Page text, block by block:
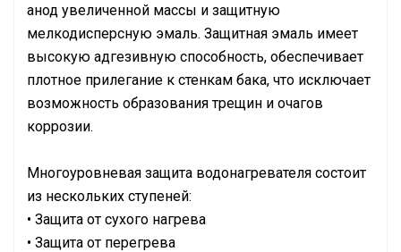
анод увеличенной массы и защитную
мелкодисперсную эмаль. Защитная эмаль имеет
высокую адгезивную способность, обеспечивает
плотное прилегание к стенкам бака, что исключает
возможность образования трещин и очагов
коррозии.
Многоуровневая защита водонагревателя состоит
из нескольких ступеней:
• Защита от сухого нагрева
• Защита от перегрева